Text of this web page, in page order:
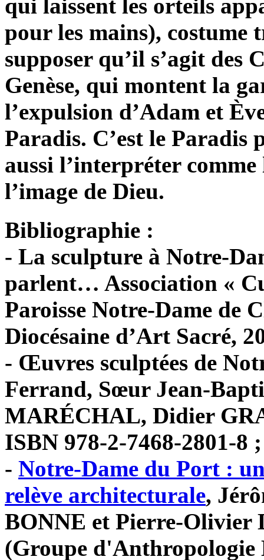
qui laissent les orteils
pour les mains), costume
supposer qu’il s’agit des
Genèse, qui montent la
l’expulsion d’Adam et
Paradis. C’est le Paradis
aussi l’interpréter
l’image de Dieu.
Bibliographie :
- La sculpture à Notre-
parlent… Association «
Paroisse Notre-Dame de
Diocésaine d’Art Sacré,
- Œuvres sculptées de
Ferrand, Sœur Jean-
MARÉCHAL, Didier
ISBN 978-2-7468-2801-8 ;
- Notre-Dame du Port :
relève architecturale,
BONNE et Pierre-
(Groupe